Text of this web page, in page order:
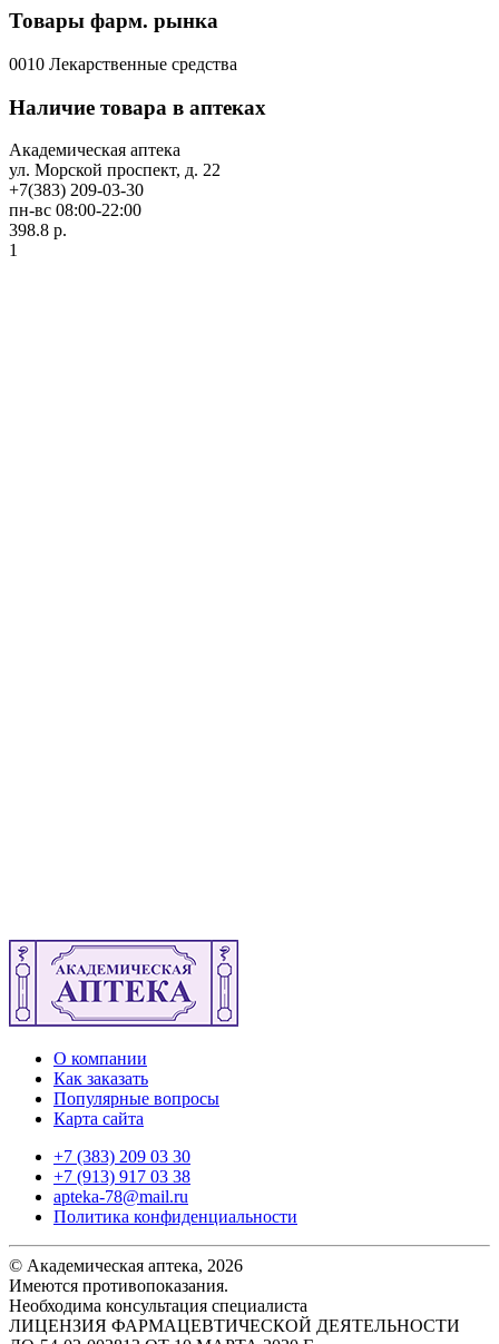
Товары фарм. рынка
0010 Лекарственные средства
Наличие товара в аптеках
Академическая аптека
ул. Морской проспект, д. 22
+7(383) 209-03-30
пн-вс 08:00-22:00
398.8 р.
1
О компании
Как заказать
Популярные вопросы
Карта сайта
+7 (383) 209 03 30
+7 (913) 917 03 38
apteka-78@mail.ru
Политика конфиденциальности
© Академическая аптека, 2026
Имеются противопоказания.
Необходима консультация специалиста
ЛИЦЕНЗИЯ ФАРМАЦЕВТИЧЕСКОЙ ДЕЯТЕЛЬНОСТИ